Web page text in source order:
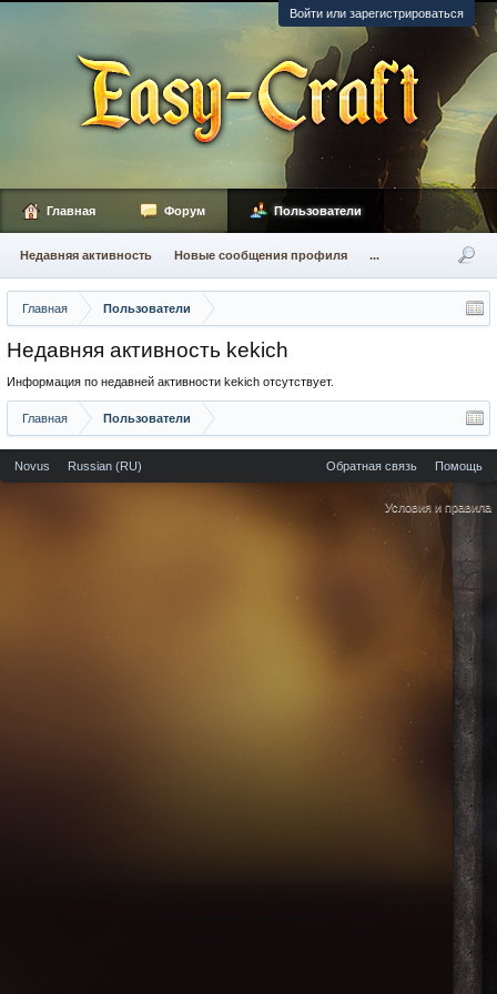
Войти или зарегистрироваться
Главная Пользователи
Недавняя активность kekich
Информация по недавней активности kekich отсутствует.
Главная Пользователи
Главная Форум Пользователи
Недавняя активность Новые сообщения профиля ...
Novus Russian (RU) Обратная связь Помощь
Условия и правила